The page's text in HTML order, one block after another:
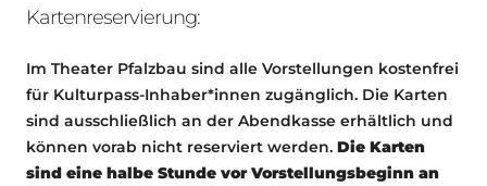
Kartenreservierung:
Im Theater Pfalzbau sind alle Vorstellungen kostenfrei
für Kulturpass-Inhaber*innen zugänglich. Die Karten
sind ausschließlich an der Abendkasse erhältlich und
können vorab nicht reserviert werden. Die Karten
sind eine halbe Stunde vor Vorstellungsbeginn an